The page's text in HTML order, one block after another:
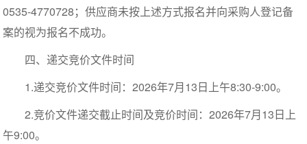
0535-4770728；供应商未按上述方式报名并向采购人登记备
案的视为报名不成功。
四、递交竞价文件时间
1.递交竞价文件时间：2026年7月13日上午8:30-9:00。
2.竞价文件递交截止时间及竞价时间：2026年7月13日上
午9:00。